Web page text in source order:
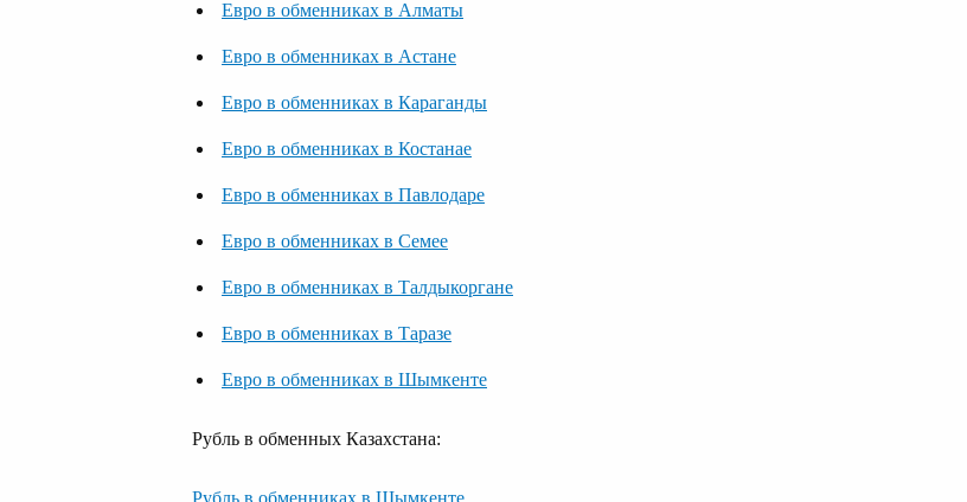
Евро в обменниках в Алматы
Евро в обменниках в Астане
Евро в обменниках в Караганды
Евро в обменниках в Костанае
Евро в обменниках в Павлодаре
Евро в обменниках в Семее
Евро в обменниках в Талдыкоргане
Евро в обменниках в Таразе
Евро в обменниках в Шымкенте
Рубль в обменных Казахстана:
Рубль в обменниках в Шымкенте